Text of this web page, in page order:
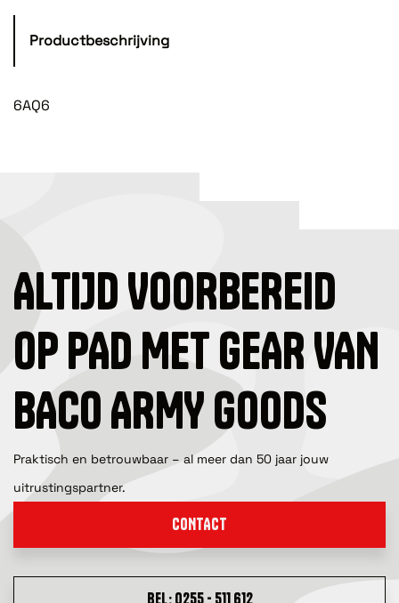
Productbeschrijving
6AQ6
ALTIJD VOORBEREID
OP PAD MET GEAR VAN
BACO ARMY GOODS
Praktisch en betrouwbaar – al meer dan 50 jaar jouw
uitrustingspartner.
CONTACT